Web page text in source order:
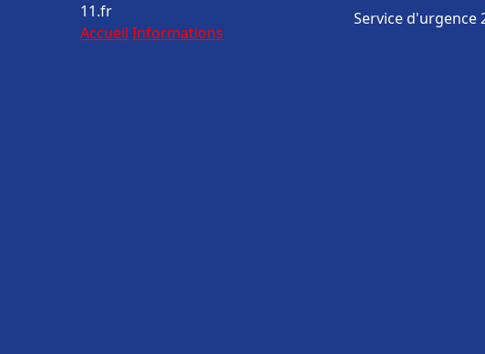
11.fr
Accueil Informations
Service d'urgence